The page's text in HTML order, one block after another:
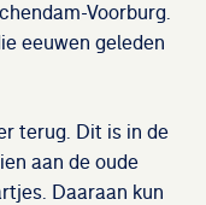
Voorburg.
eeuwen geleden
terug. Dit is in de
aan de oude
Daaraan kun